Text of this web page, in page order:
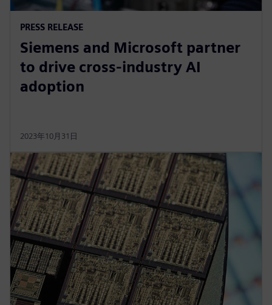
PRESS RELEASE
Siemens and Microsoft partner
to drive cross-industry AI
adoption
2023年10月31日